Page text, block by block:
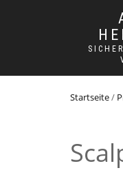
Startseite/